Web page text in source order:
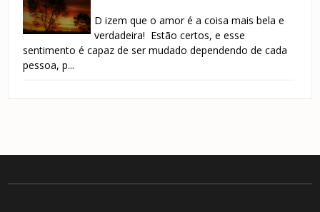
D izem que o amor é a coisa mais bela e
verdadeira! Estão certos, e esse
sentimento é capaz de ser mudado dependendo de cada
pessoa, p...